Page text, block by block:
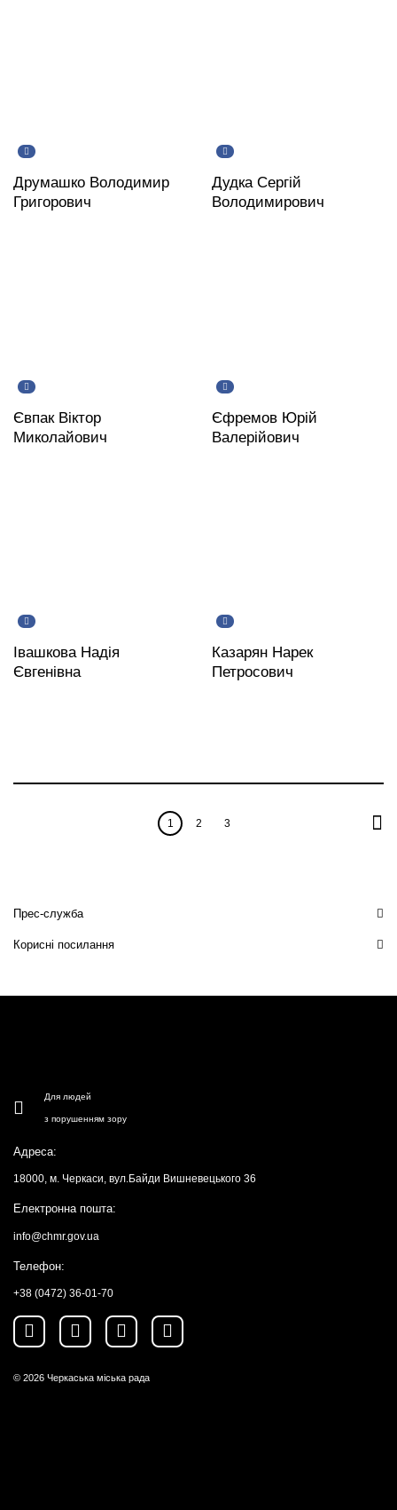
Друмашко Володимир
Григорович
Дудка Сергій
Володимирович
Євпак Віктор
Миколайович
Єфремов Юрій
Валерійович
Івашкова Надія
Євгенівна
Казарян Нарек
Петросович
1 2 3
Прес-служба
Корисні посилання
Для людей
з порушенням зору
Адреса:
18000, м. Черкаси, вул.Байди Вишневецького 36
Електронна пошта:
info@chmr.gov.ua
Телефон:
+38 (0472) 36-01-70
© 2026 Черкаська міська рада